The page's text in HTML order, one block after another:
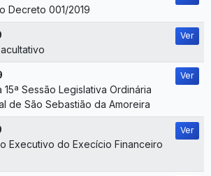
Decreto 001/2019
Ver
Sessão Legislativa Ordinária
de São Sebastião da Amoreira
Ver
Executivo do Execício Financeiro
Ver